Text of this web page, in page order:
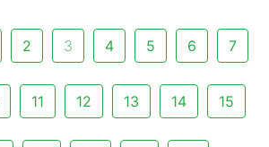
2 3 4 5 6 7
11 12 13 14 15